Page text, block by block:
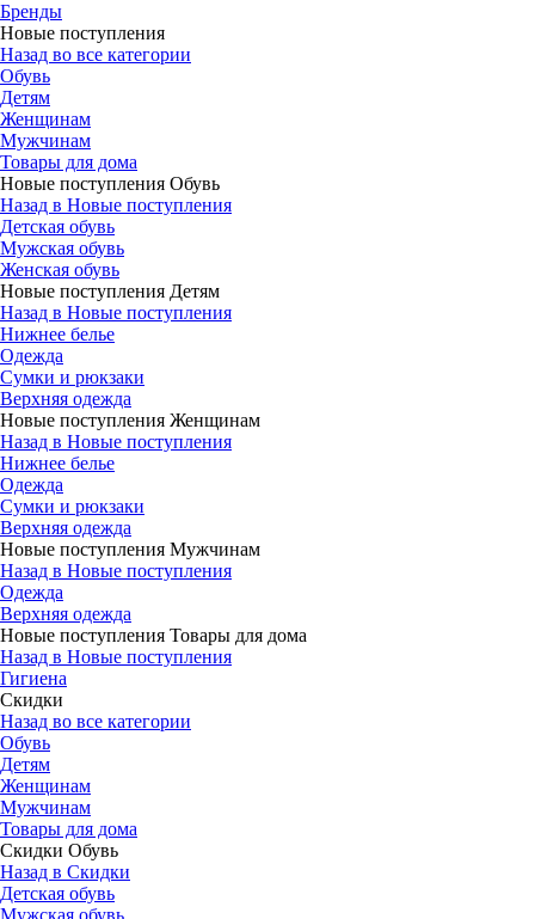
Бренды
Новые поступления
Назад во все категории
Обувь
Детям
Женщинам
Мужчинам
Товары для дома
Новые поступления Обувь
Назад в Новые поступления
Детская обувь
Мужская обувь
Женская обувь
Новые поступления Детям
Назад в Новые поступления
Нижнее белье
Одежда
Сумки и рюкзаки
Верхняя одежда
Новые поступления Женщинам
Назад в Новые поступления
Нижнее белье
Одежда
Сумки и рюкзаки
Верхняя одежда
Новые поступления Мужчинам
Назад в Новые поступления
Одежда
Верхняя одежда
Новые поступления Товары для дома
Назад в Новые поступления
Гигиена
Скидки
Назад во все категории
Обувь
Детям
Женщинам
Мужчинам
Товары для дома
Скидки Обувь
Назад в Скидки
Детская обувь
Мужская обувь